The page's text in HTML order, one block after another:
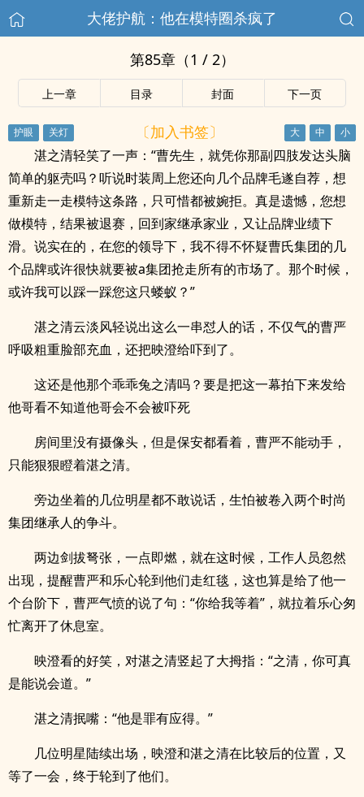
大佬护航：他在模特圈杀疯了
第85章（1 / 2）
上一章 目录 封面 下一页
〔加入书签〕
湛之清轻笑了一声：“曹先生，就凭你那副四肢发达头脑
简单的躯壳吗？听说时装周上您还向几个品牌毛遂自荐，想
重新走一走模特这条路，只可惜都被婉拒。真是遗憾，您想
做模特，结果被退赛，回到家继承家业，又让品牌业绩下
滑。说实在的，在您的领导下，我不得不怀疑曹氏集团的几
个品牌或许很快就要被a集团抢走所有的市场了。那个时候，
或许我可以踩一踩您这只蝼蚁？”
湛之清云淡风轻说出这么一串怼人的话，不仅气的曹严
呼吸粗重脸部充血，还把映澄给吓到了。
这还是他那个乖乖兔之清吗？要是把这一幕拍下来发给
他哥看不知道他哥会不会被吓死
房间里没有摄像头，但是保安都看着，曹严不能动手，
只能狠狠瞪着湛之清。
旁边坐着的几位明星都不敢说话，生怕被卷入两个时尚
集团继承人的争斗。
两边剑拔弩张，一点即燃，就在这时候，工作人员忽然
出现，提醒曹严和乐心轮到他们走红毯，这也算是给了他一
个台阶下，曹严气愤的说了句：“你给我等着”，就拉着乐心匆
忙离开了休息室。
映澄看的好笑，对湛之清竖起了大拇指：“之清，你可真
是能说会道。”
湛之清抿嘴：“他是罪有应得。”
几位明星陆续出场，映澄和湛之清在比较后的位置，又
等了一会，终于轮到了他们。